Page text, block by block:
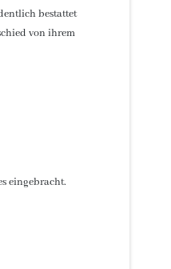
bestattet
von ihrem
eingebracht.